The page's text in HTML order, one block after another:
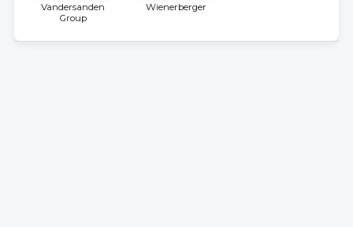
Vandersanden
Group
Wienerberger